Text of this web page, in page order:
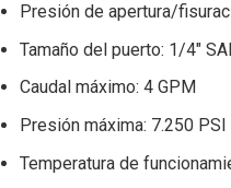
Presión de apertura/
Tamaño del puerto: 1/4″
Caudal máximo: 4 GPM
Presión máxima: 7.250 PSI
Temperatura de